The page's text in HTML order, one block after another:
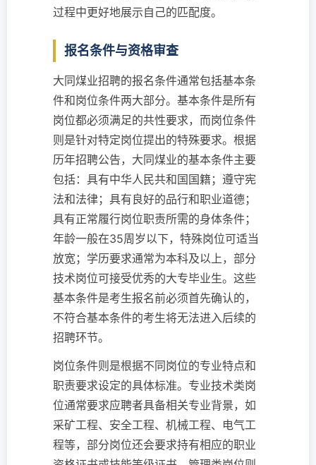
过程中更好地展示自己的匹配度。
报名条件与资格审查
大同煤业招聘的报名条件通常包括基本条
件和岗位条件两大部分。基本条件是所有
岗位都必须满足的共性要求，而岗位条件
则是针对特定岗位提出的特殊要求。根据
历年招聘公告，大同煤业的基本条件主要
包括：具有中华人民共和国国籍；遵守宪
法和法律；具有良好的品行和职业道德；
具有正常履行岗位职责所需的身体条件；
年龄一般在35周岁以下，特殊岗位可适当
放宽；学历要求通常为本科及以上，部分
技术岗位可接受优秀的大专毕业生。这些
基本条件是考生报名前必须首先确认的，
不符合基本条件的考生将无法进入后续的
招聘环节。
岗位条件则是根据不同岗位的专业特点和
职责要求设定的具体标准。专业技术类岗
位通常要求应聘者具备相关专业背景，如
采矿工程、安全工程、机械工程、电气工
程等，部分岗位还会要求持有相应的职业